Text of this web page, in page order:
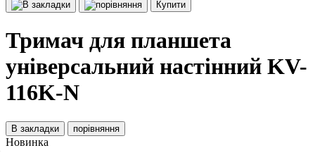
Купити
Тримач для планшета
універсальний настінний KV-
116K-N
В закладки порівняння
Новинка